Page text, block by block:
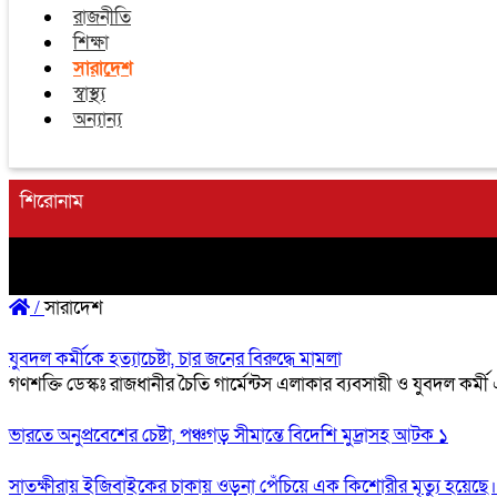
রাজনীতি
শিক্ষা
সারাদেশ
স্বাস্থ্য
অন্যান্য
শিরোনাম
/সারাদেশ
যুবদল কর্মীকে হত্যাচেষ্টা, চার জনের বিরুদ্ধে মামলা
গণশক্তি ডেস্কঃ রাজধানীর চৈতি গার্মেন্টস এলাকার ব্যবসায়ী ও যুবদল
ভারতে অনুপ্রবেশের চেষ্টা, পঞ্চগড় সীমান্তে বিদেশি মুদ্রাসহ আটক ১
সাতক্ষীরায় ইজিবাইকের চাকায় ওড়না পেঁচিয়ে এক কিশোরীর মৃত্যু হয়েছে।